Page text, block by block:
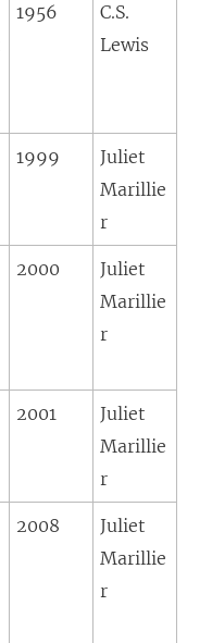
1956
C.S.
Lewis
1999
Juliet
Marillie
r
2000
Juliet
Marillie
r
2001
Juliet
Marillie
r
2008
Juliet
Marillie
r